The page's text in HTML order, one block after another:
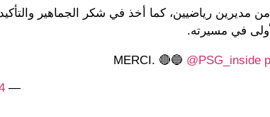
رياضيين، كما أخذ في شكر الجماهير
في مسيرته.
MERCI. 🔴🔵 @PSG_inside
— Kylian Mbappé (@KMbappe)